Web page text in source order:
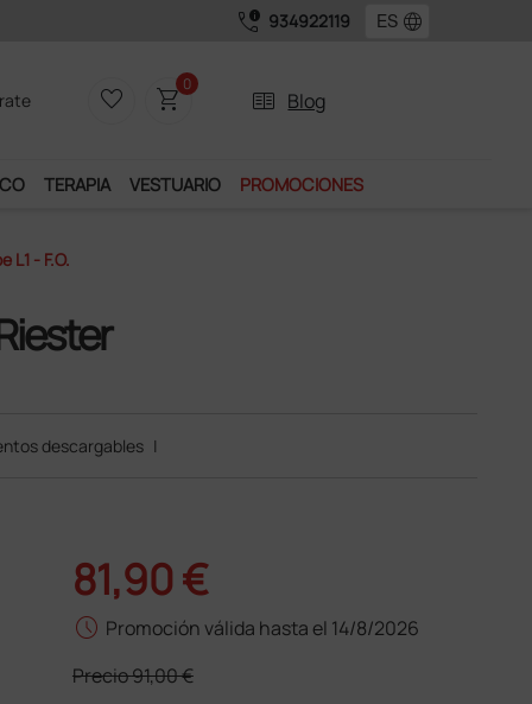
call_quality 934922119 language
favorite_border shopping_cart0
two_pager Blog
TERAPIA VESTUARIO PROMOCIONES
L1 - F.O.
descargables |
81,90 €
schedule Promoción válida hasta el 14/8/2026
Precio91,00 €